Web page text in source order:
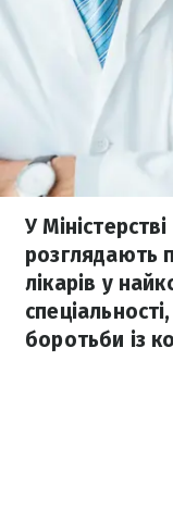
У
розглядають
лікарів у
боротьби із